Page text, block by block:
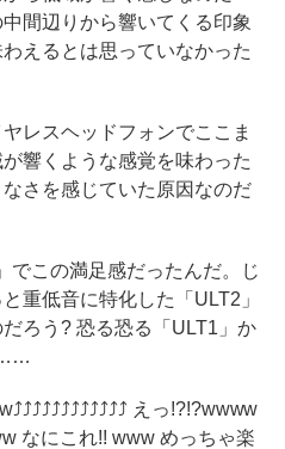
間辺りから響いてくる印象
えるとは思っていなかった
レスヘッドフォンでここま
響くような感覚を味わった
さを感じていた原因なのだ
でこの満足感だったんだ。じ
重低音に特化した「ULT2」
ろう? 恐る恐る「ULT1」か
……
えっ!?!?wwww
なにこれ!! www めっちゃ楽